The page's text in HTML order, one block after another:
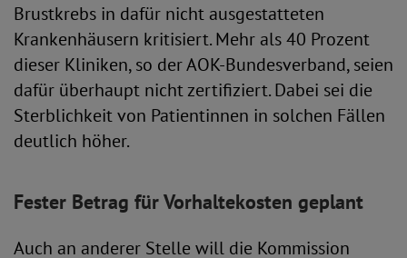
Brustkrebs in dafür nicht ausgestatteten
Krankenhäusern kritisiert. Mehr als 40 Prozent
dieser Kliniken, so der AOK-Bundesverband, seien
dafür überhaupt nicht zertifiziert. Dabei sei die
Sterblichkeit von Patientinnen in solchen Fällen
deutlich höher.
Fester Betrag für Vorhaltekosten geplant
Auch an anderer Stelle will die Kommission